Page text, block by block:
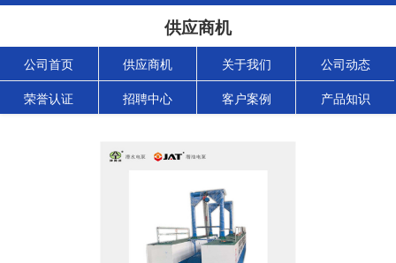
供应商机
公司首页 供应商机 关于我们 公司动态
荣誉认证 招聘中心 客户案例 产品知识